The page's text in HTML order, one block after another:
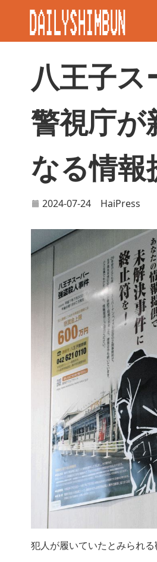
八王子ス
警視庁
なる情報
2024-07-24 HaiPress
犯人が履いていたとみられ